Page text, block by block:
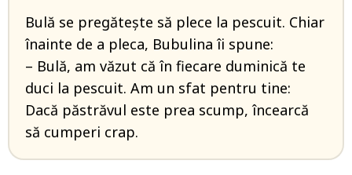
Bulă se pregătește să plece la pescuit. Chiar
înainte de a pleca, Bubulina îi spune:
– Bulă, am văzut că în fiecare duminică te
duci la pescuit. Am un sfat pentru tine:
Dacă păstrăvul este prea scump, încearcă
să cumperi crap.